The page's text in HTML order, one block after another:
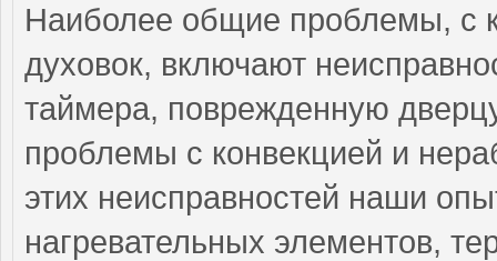
Наиболее общие проблемы, с
духовок, включают
таймера, поврежденную
проблемы с конвекцией и
этих неисправностей наши
нагревательных элементов,